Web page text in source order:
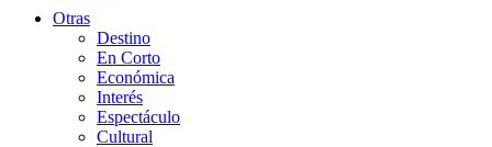
Otras
Destino
En Corto
Económica
Interés
Espectáculo
Cultural